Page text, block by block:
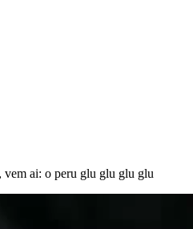
vem ai: o peru glu glu glu glu